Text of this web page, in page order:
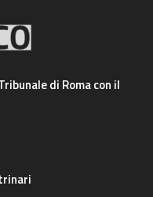
di Roma con il